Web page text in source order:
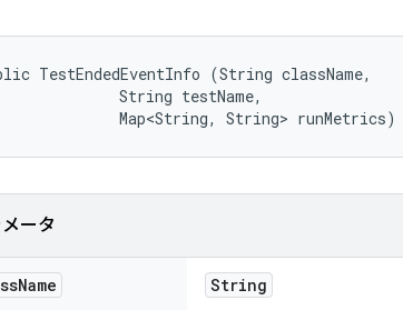
TestEndedEventInfo (String className,
String testName,
Map<String, String> runMetrics)
ータ
Name String